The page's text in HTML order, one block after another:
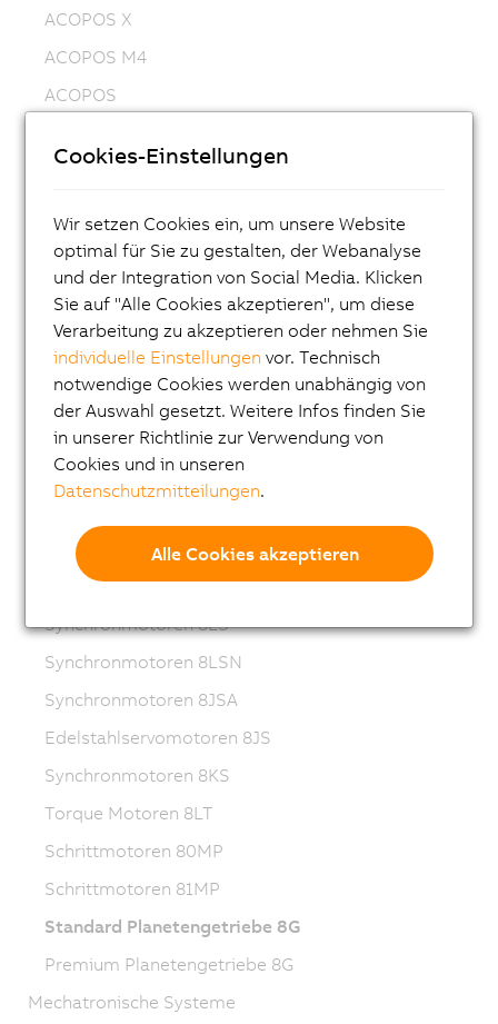
ACOPOS X
ACOPOS M4
ACOPOS
ACOPOSmulti
ACOPOSmotor
Frequenzumrichter (VFD)
Synchronmotoren 8LS-4
Synchronmotoren 8MS-4
ACOPOSmotor Compact
Servomotoren 8WSA
Getriebemotoren 8WSB
Getriebemotoren 8LVB
Synchronmotoren 8LWA
Synchronmotoren 8LS
Synchronmotoren 8LSN
Synchronmotoren 8JSA
Edelstahlservomotoren 8JS
Synchronmotoren 8KS
Torque Motoren 8LT
Schrittmotoren 80MP
Schrittmotoren 81MP
Standard Planetengetriebe 8G
Premium Planetengetriebe 8G
Mechatronische Systeme
Cookies-Einstellungen
Wir setzen Cookies ein, um unsere Website
optimal für Sie zu gestalten, der Webanalyse
und der Integration von Social Media. Klicken
Sie auf "Alle Cookies akzeptieren", um diese
Verarbeitung zu akzeptieren oder nehmen Sie
individuelle Einstellungen vor. Technisch
notwendige Cookies werden unabhängig von
der Auswahl gesetzt. Weitere Infos finden Sie
in unserer Richtlinie zur Verwendung von
Cookies und in unseren
Datenschutzmitteilungen.
Alle Cookies akzeptieren